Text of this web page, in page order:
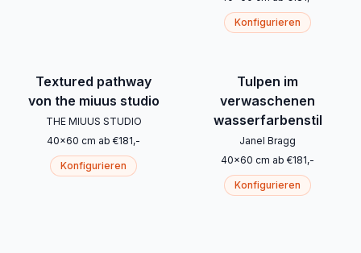
Konfigurieren
Textured pathway
von the miuus studio
THE MIUUS STUDIO
40x60 cm ab €181,-
Konfigurieren
Tulpen im
verwaschenen
wasserfarbenstil
Janel Bragg
40x60 cm ab €181,-
Konfigurieren